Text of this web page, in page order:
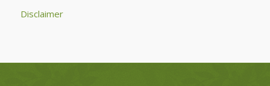
Disclaimer